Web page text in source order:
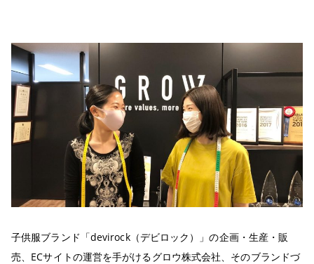
子供服ブランド「devirock（デビロック）」の企画・生産・販
売、ECサイトの運営を手がけるグロウ株式会社、そのブランドづ